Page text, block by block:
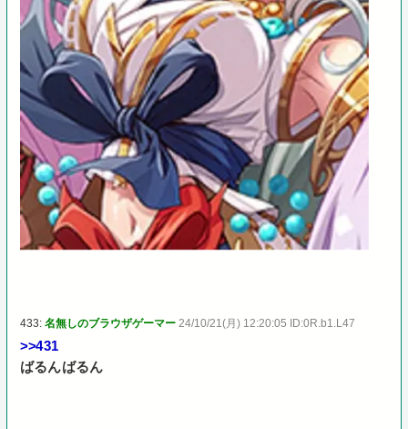
433:名無しのブラウザゲーマー 24/10/21(月) 12:20:05 ID:0R.b1.L47
>>431
ばるんばるん